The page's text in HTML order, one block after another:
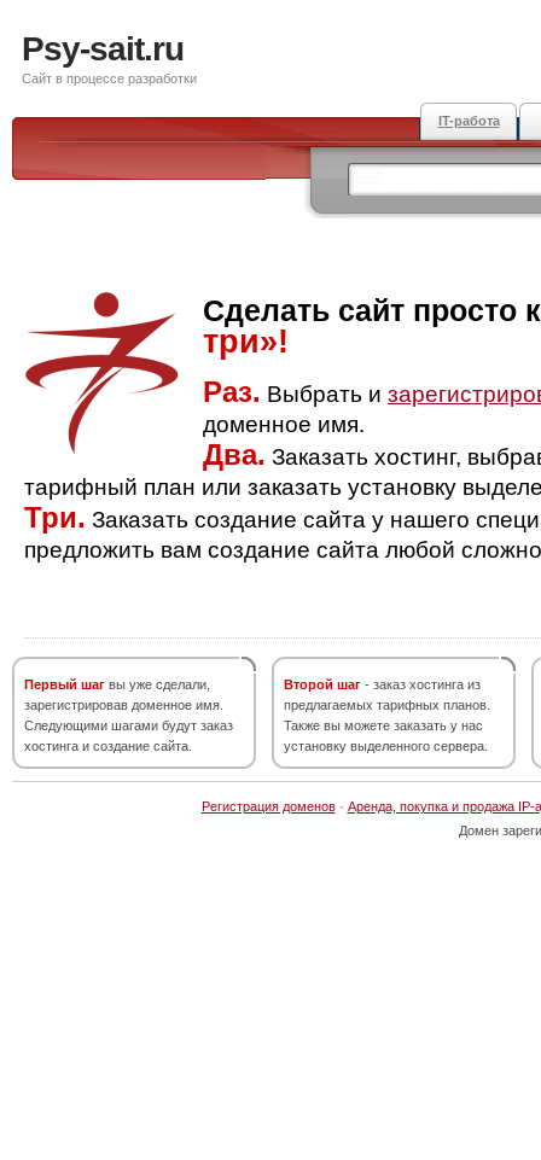
Psy-sait.ru
Сайт в процессе разработки
IT-работа
Сделать сайт просто
три»!
Раз. Выбрать и
доменное имя.
Два. Заказать хостинг,
тарифный план или заказать установку
Три. Заказать создание сайта у нашего
предложить вам создание сайта любой
Первый шаг вы уже сделали,
зарегистрировав доменное имя.
Следующими шагами будут заказ
хостинга и создание сайта.
Второй шаг - заказ хостинга из
предлагаемых тарифных планов.
Также вы можете заказать у нас
установку выделенного сервера.
Регистрация доменов· Аренда, покупка и продажа IP-
Домен